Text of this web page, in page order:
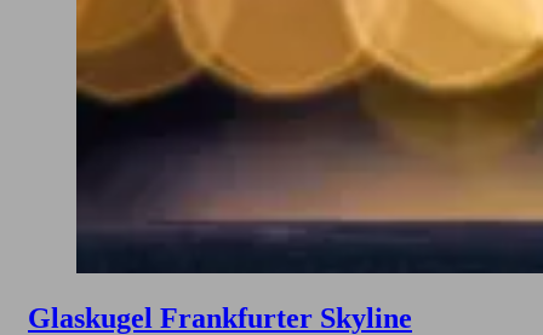
Glaskugel Frankfurter Skyline